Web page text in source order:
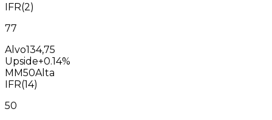
IFR(2)
77
Alvo134,75
Upside+0.14%
MM50Alta
IFR(14)
50